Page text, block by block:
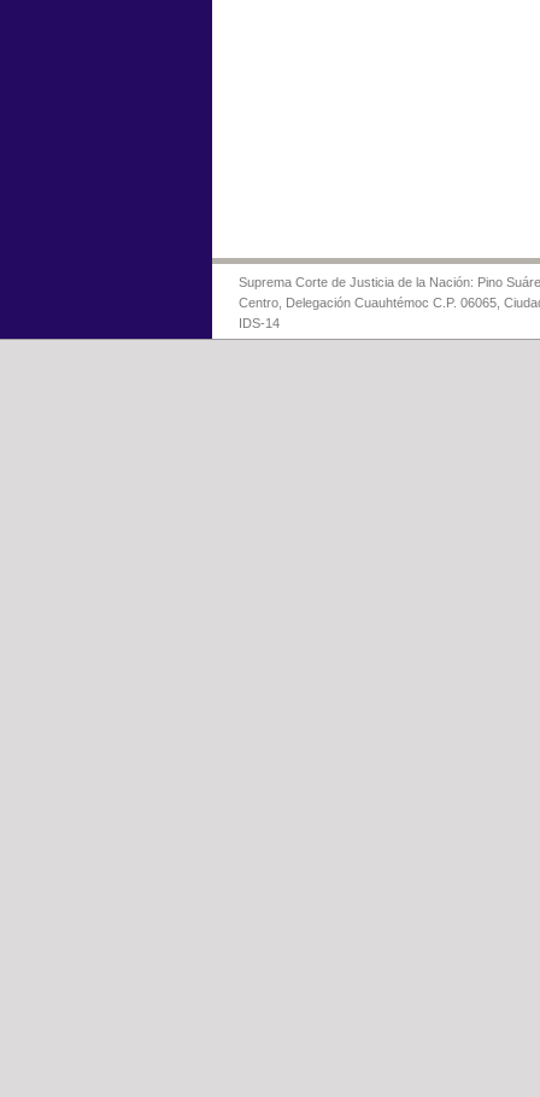
Suprema Corte de Justicia de la Nación: Pino
Centro, Delegación Cuauhtémoc C.P. 06065,
IDS-14